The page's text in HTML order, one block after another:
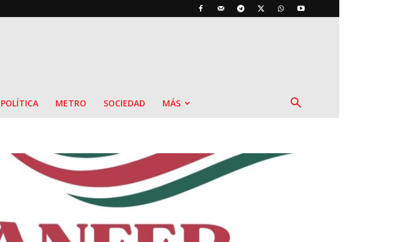
POLÍTICA METRO SOCIEDAD MÁS